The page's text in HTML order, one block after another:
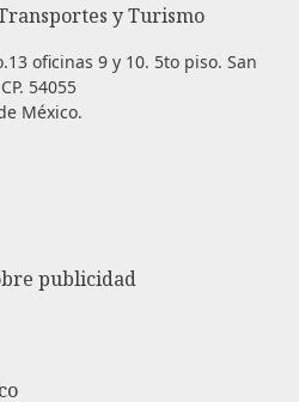
y Turismo
oficinas 9 y 10. 5to piso. San
54055
México.
publicidad